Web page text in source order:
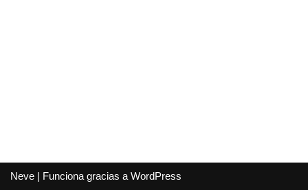
Neve | Funciona gracias a WordPress